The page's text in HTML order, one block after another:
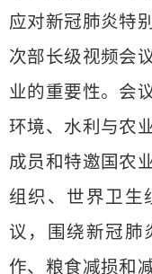
应对新冠肺炎特
次部长级视频会
业的重要性。会
环境、水利与农
成员和特邀国农
组织、世界卫生
议，围绕新冠肺
作、粮食减损和